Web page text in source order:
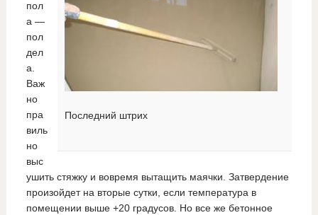
Последний штрих
пол
а —
пол
дел
а.
Важ
но
пра
виль
но
выс
ушить стяжку и вовремя вытащить маячки. Затвердение
произойдет на вторые сутки, если температура в
помещении выше +20 градусов. Но все же бетонное